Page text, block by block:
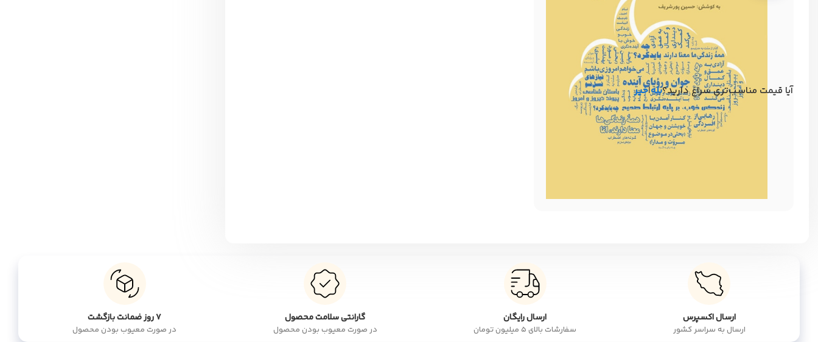
آیا قیمت مناسب‌تری سراغ دارید؟بله|خیر
ارسال اکسپرس
ارسال به سراسر کشور
ارسال رایگان
سفارشات بالای 5 میلیون تومان
گارانتی سلامت محصول
در صورت معیوب بودن محصول
۷ روز ضمانت بازگشت
در صورت معیوب بودن محصول